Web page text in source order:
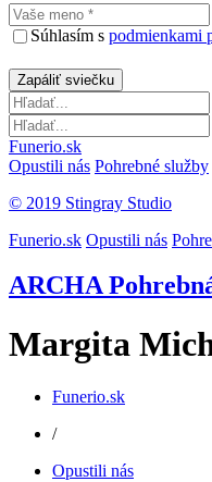
Súhlasím s podmienkami
Funerio.sk
Opustili nás Pohrebné služby
© 2019 Stingray Studio
Funerio.sk Opustili nás
ARCHA
Margita
Funerio.sk
/
Opustili nás